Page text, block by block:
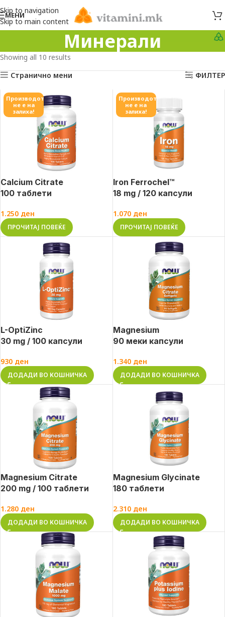
Skip to navigation
Skip to main content
МЕНИ
Минерали
Showing all 10 results
Странично мени
ФИЛТЕР
Производот
не е на
залиха!
Calcium Citrate
100 таблети
1.250 ден
ПРОЧИТАЈ ПОВЕЌЕ
Производот
не е на
залиха!
Iron Ferrochel™
18 mg / 120 капсули
1.070 ден
ПРОЧИТАЈ ПОВЕЌЕ
L-OptiZinc
30 mg / 100 капсули
930 ден
ДОДАДИ ВО КОШНИЧКА
Magnesium
90 меки капсули
1.340 ден
ДОДАДИ ВО КОШНИЧКА
Magnesium Citrate
200 mg / 100 таблети
1.280 ден
ДОДАДИ ВО КОШНИЧКА
Magnesium Glycinate
180 таблети
2.310 ден
ДОДАДИ ВО КОШНИЧКА